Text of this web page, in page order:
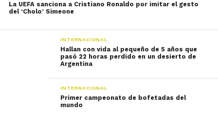
La UEFA sanciona a Cristiano Ronaldo por imitar el gesto
del ‘Cholo’ Simeone
INTERNACIONAL
Hallan con vida al pequeño de 5 años que
pasó 22 horas perdido en un desierto de
Argentina
INTERNACIONAL
Primer campeonato de bofetadas del
mundo